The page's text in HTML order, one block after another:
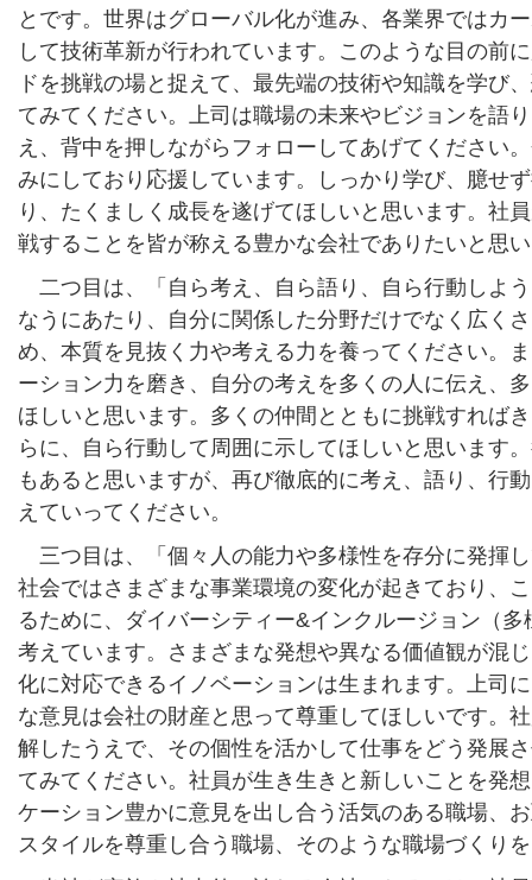
とです。世界はグローバル化が進み、各業界ではカ
して技術革新が行われています。このような目の前
ドを挑戦の場と捉えて、最先端の技術や知識を学び
てみてください。上司は職場の未来やビジョンを語
え、背中を押しながらフォローしてあげてください
みにしており応援しています。しっかり学び、臆せ
り、たくましく成長を遂げてほしいと思います。社
戦することを皆が称える豊かな会社でありたいと思
二つ目は、「自ら考え、自ら語り、自ら行動しよ
なうにあたり、自分に関係した分野だけでなく広く
め、本質を見抜く力や考える力を養ってください。
ーション力を磨き、自分の考えを多くの人に伝え、
ほしいと思います。多くの仲間とともに挑戦すれば
らに、自ら行動して周囲に示してほしいと思います
もあると思いますが、再び徹底的に考え、語り、行
えていってください。
三つ目は、「個々人の能力や多様性を存分に発揮
社会ではさまざまな事業環境の変化が起きており、
るために、ダイバーシティー&インクルージョン（
考えています。さまざまな発想や異なる価値観が混
化に対応できるイノベーションは生まれます。上司
な意見は会社の財産と思って尊重してほしいです。
解したうえで、その個性を活かして仕事をどう発展
てみてください。社員が生き生きと新しいことを発
ケーション豊かに意見を出し合う活気のある職場、
スタイルを尊重し合う職場、そのような職場づくり